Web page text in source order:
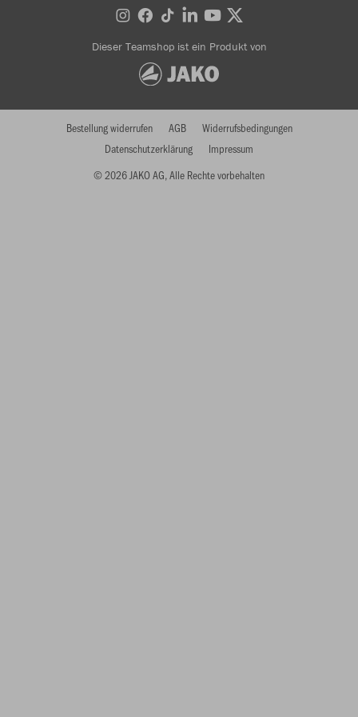
Dieser Teamshop ist ein Produkt von
© 2026 JAKO AG, Alle Rechte vorbehalten
Bestellung widerrufen AGB
Widerrufsbedingungen
Datenschutzerklärung
Impressum